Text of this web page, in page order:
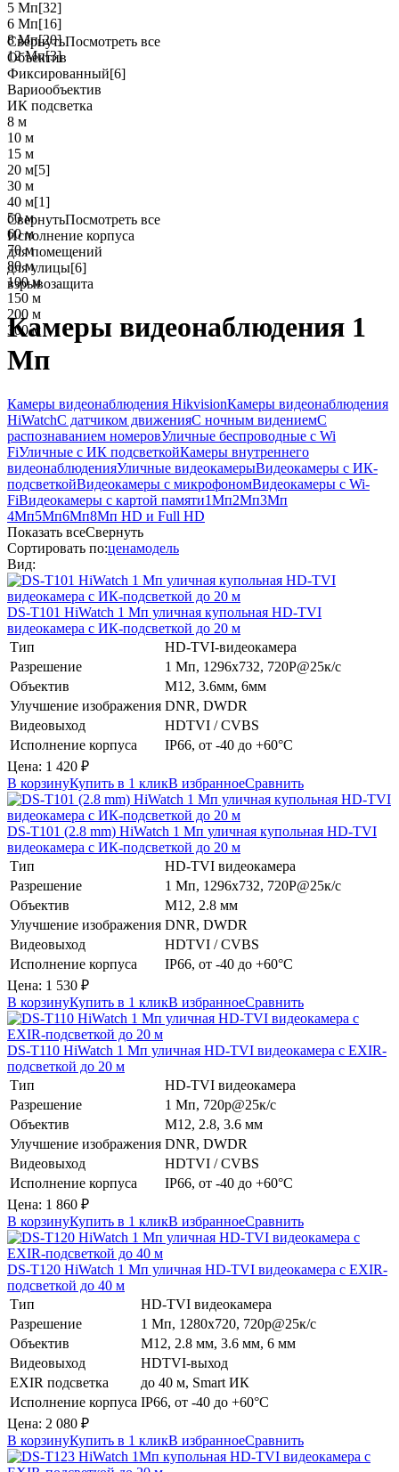
5 Мп[32]
6 Мп[16]
8 Мп[20]
12 Мп[3]
СвернутьПосмотреть все
Объектив
Фиксированный[6]
Вариообъектив
ИК подсветка
8 м
10 м
15 м
20 м[5]
30 м
40 м[1]
50 м
60 м
70 м
80 м
100 м
150 м
200 м
300 м
СвернутьПосмотреть все
Исполнение корпуса
для помещений
для улицы[6]
взрывозащита
Камеры видеонаблюдения 1
Мп
Камеры видеонаблюдения HikvisionКамеры видеонаблюдения
HiWatchС датчиком движенияС ночным видениемС
распознаванием номеровУличные беспроводные с Wi
FiУличные с ИК подсветкойКамеры внутреннего
видеонаблюденияУличные видеокамерыВидеокамеры с ИК-
подсветкойВидеокамеры с микрофономВидеокамеры с Wi-
FiВидеокамеры с картой памяти1Мп2Мп3Мп
4Мп5Мп6Мп8Мп HD и Full HD
Показать всеСвернуть
Сортировать по:ценамодель
Вид:
DS-T101 HiWatch 1 Мп уличная купольная HD-TVI
видеокамера с ИК-подсветкой до 20 м
Тип
HD-TVI-видеокамера
Разрешение
1 Мп, 1296х732, 720Р@25к/с
Объектив
М12, 3.6мм, 6мм
Улучшение изображения DNR, DWDR
Видеовыход
HDTVI / CVBS
Исполнение корпуса
IP66, от -40 до +60°C
Цена: 1 420 ₽
В корзинуКупить в 1 кликВ избранноеСравнить
DS-T101 (2.8 mm) HiWatch 1 Мп уличная купольная HD-TVI
видеокамера с ИК-подсветкой до 20 м
Тип
HD-TVI видеокамера
Разрешение
1 Мп, 1296х732, 720Р@25к/с
Объектив
М12, 2.8 мм
Улучшение изображения DNR, DWDR
Видеовыход
HDTVI / CVBS
Исполнение корпуса
IP66, от -40 до +60°C
Цена: 1 530 ₽
В корзинуКупить в 1 кликВ избранноеСравнить
DS-T110 HiWatch 1 Мп уличная HD-TVI видеокамера с EXIR-
подсветкой до 20 м
Тип
HD-TVI видеокамера
Разрешение
1 Мп, 720p@25к/с
Объектив
М12, 2.8, 3.6 мм
Улучшение изображения DNR, DWDR
Видеовыход
HDTVI / CVBS
Исполнение корпуса
IP66, от -40 до +60°C
Цена: 1 860 ₽
В корзинуКупить в 1 кликВ избранноеСравнить
DS-T120 HiWatch 1 Мп уличная HD-TVI видеокамера с EXIR-
подсветкой до 40 м
Тип
HD-TVI видеокамера
Разрешение
1 Мп, 1280х720, 720p@25к/с
Объектив
М12, 2.8 мм, 3.6 мм, 6 мм
Видеовыход
HDTVI-выход
EXIR подсветка
до 40 м, Smart ИК
Исполнение корпуса IP66, от -40 до +60°C
Цена: 2 080 ₽
В корзинуКупить в 1 кликВ избранноеСравнить